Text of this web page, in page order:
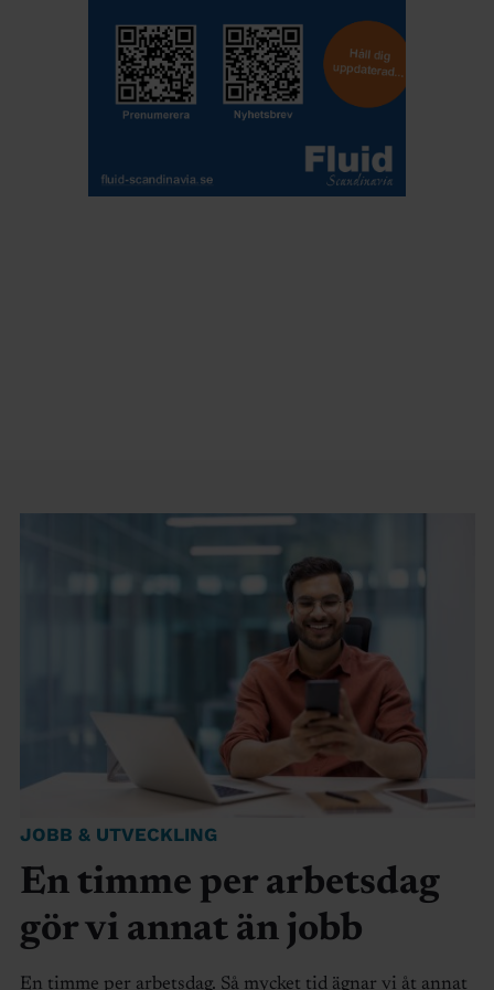
JOBB & UTVECKLING
En timme per arbetsdag
gör vi annat än jobb
En timme per arbetsdag. Så mycket tid ägnar vi åt annat